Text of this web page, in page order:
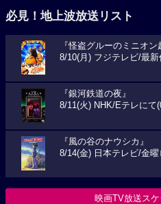
必見！地上波放送リスト
『怪盗グルーのミニオン
8/10(月) フジテレビ/最
『銀河鉄道の夜』
8/11(火) NHK/Eテレにて
『風の谷のナウシカ』
8/14(金) 日本テレビ/金
映画TV放送ス